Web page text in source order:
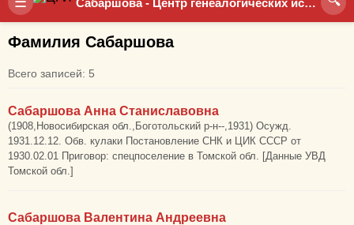
Фамилия Сабаршова
Всего записей: 5
Сабаршова Анна Станиславовна
(1908,Новосибирская обл.,Боготольский р-н--,1931) Осужд.
1931.12.12. Обв. кулаки Постановление СНК и ЦИК СССР от
1930.02.01 Приговор: спецпоселение в Томской обл. [Данные УВД
Томской обл.]
Сабаршова Валентина Андреевна